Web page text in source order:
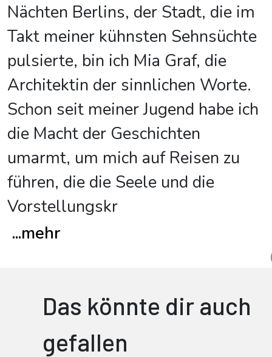
Nächten Berlins, der Stadt, die im
Takt meiner kühnsten Sehnsüchte
pulsierte, bin ich Mia Graf, die
Architektin der sinnlichen Worte.
Schon seit meiner Jugend habe ich
die Macht der Geschichten
umarmt, um mich auf Reisen zu
führen, die die Seele und die
Vorstellungskr
...mehr
Das könnte dir auch
gefallen